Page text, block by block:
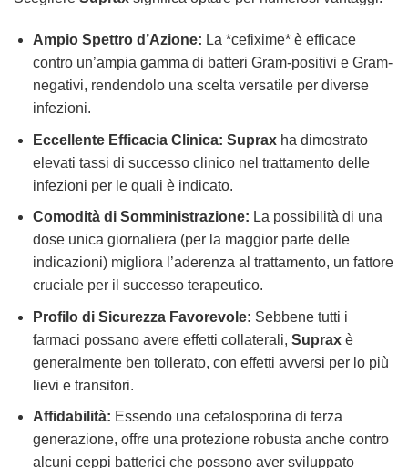
Ampio Spettro d’Azione: La *cefixime* è efficace
contro un’ampia gamma di batteri Gram-positivi e Gram-
negativi, rendendolo una scelta versatile per diverse
infezioni.
Eccellente Efficacia Clinica: Supraxha dimostrato
elevati tassi di successo clinico nel trattamento delle
infezioni per le quali è indicato.
Comodità di Somministrazione: La possibilità di una
dose unica giornaliera (per la maggior parte delle
indicazioni) migliora l’aderenza al trattamento, un fattore
cruciale per il successo terapeutico.
Profilo di Sicurezza Favorevole: Sebbene tutti i
farmaci possano avere effetti collaterali, Supraxè
generalmente ben tollerato, con effetti avversi per lo più
lievi e transitori.
Affidabilità: Essendo una cefalosporina di terza
generazione, offre una protezione robusta anche contro
alcuni ceppi batterici che possono aver sviluppato